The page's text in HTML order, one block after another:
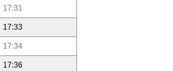
17:31
17:33
17:34
17:36